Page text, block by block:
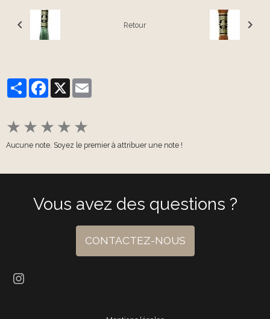
Retour
PartagerFacebook
X
★ ★ ★ ★ ★
Aucune note. Soyez le premier à attribuer une note !
Vous avez des questions ?
CONTACTEZ-NOUS